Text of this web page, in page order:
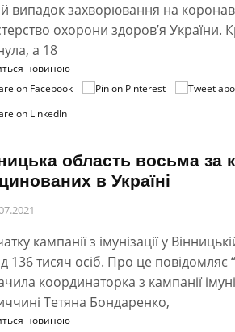
випадок захворювання на
охорони здоров’я України.
а 18
новиною
область восьма за
в Україні
кампанії з імунізації у
136 тисяч осіб. Про це повідомляє
координаторка з кампанії
Тетяна Бондаренко,
новиною